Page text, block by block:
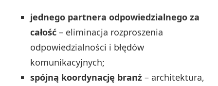
jednego partnera odpowiedzialnego za
całość – eliminacja rozproszenia
odpowiedzialności i błędów
komunikacyjnych;
spójną koordynację branż – architektura,